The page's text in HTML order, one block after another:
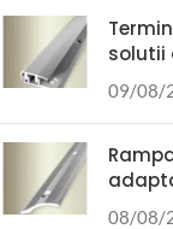
solutii
09/08/
08/08/